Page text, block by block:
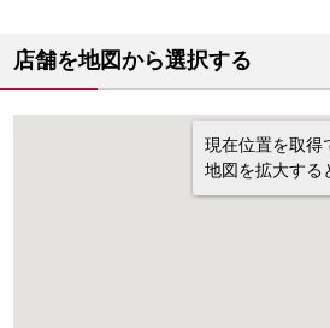
店舗を地図から選択する
現在位置を取得
地図を拡大する